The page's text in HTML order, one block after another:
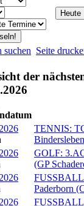
suchen Seite
der
TENNIS:
GOLF:
(GP
Paderborn